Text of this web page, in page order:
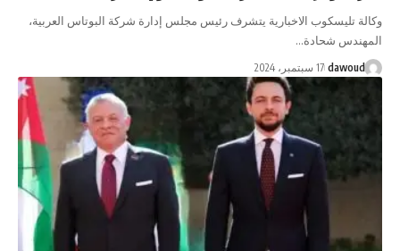
وكالة تليسكوب الاخبارية يتشرف رئيس مجلس إدارة شركة البوتاس العربية،
المهندس شحادة…
dawoud 17 سبتمبر، 2024